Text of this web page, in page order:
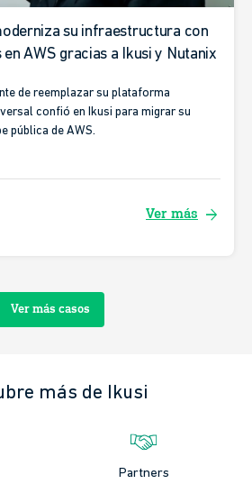
su infraestructura con
AWS gracias a Ikusi y Nutanix
de reemplazar su plataforma
confió en Ikusi para migrar su
pública de AWS.
Ver más arrow_forward
Ver más casos
más de Ikusi
Partners